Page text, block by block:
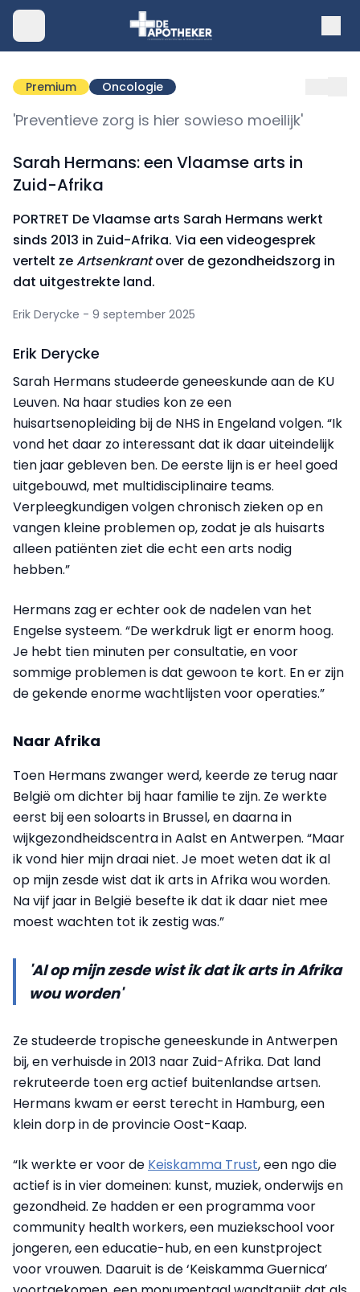
Premium Oncologie
'Preventieve zorg is hier sowieso moeilijk'
Sarah Hermans: een Vlaamse arts in
Zuid-Afrika
PORTRET De Vlaamse arts Sarah Hermans werkt
sinds 2013 in Zuid-Afrika. Via een videogesprek
vertelt zeArtsenkrantover de gezondheidszorg in
dat uitgestrekte land.
Erik Derycke - 9 september 2025
Erik Derycke
Sarah Hermans studeerde geneeskunde aan de KU
Leuven. Na haar studies kon ze een
huisartsenopleiding bij de NHS in Engeland volgen. “Ik
vond het daar zo interessant dat ik daar uiteindelijk
tien jaar gebleven ben. De eerste lijn is er heel goed
uitgebouwd, met multidisciplinaire teams.
Verpleegkundigen volgen chronisch zieken op en
vangen kleine problemen op, zodat je als huisarts
alleen patiënten ziet die echt een arts nodig
hebben.”
Hermans zag er echter ook de nadelen van het
Engelse systeem. “De werkdruk ligt er enorm hoog.
Je hebt tien minuten per consultatie, en voor
sommige problemen is dat gewoon te kort. En er zijn
de gekende enorme wachtlijsten voor operaties.”
Naar Afrika
Toen Hermans zwanger werd, keerde ze terug naar
België om dichter bij haar familie te zijn. Ze werkte
eerst bij een soloarts in Brussel, en daarna in
wijkgezondheidscentra in Aalst en Antwerpen. “Maar
ik vond hier mijn draai niet. Je moet weten dat ik al
op mijn zesde wist dat ik arts in Afrika wou worden.
Na vijf jaar in België besefte ik dat ik daar niet mee
moest wachten tot ik zestig was.”
'Al op mijn zesde wist ik dat ik arts in Afrika
wou worden'
Ze studeerde tropische geneeskunde in Antwerpen
bij, en verhuisde in 2013 naar Zuid-Afrika. Dat land
rekruteerde toen erg actief buitenlandse artsen.
Hermans kwam er eerst terecht in Hamburg, een
klein dorp in de provincie Oost-Kaap.
“Ik werkte er voor de Keiskamma Trust, een ngo die
actief is in vier domeinen: kunst, muziek, onderwijs en
gezondheid. Ze hadden er een programma voor
community health workers, een muziekschool voor
jongeren, een educatie-hub, en een kunstproject
voor vrouwen. Daaruit is de ‘Keiskamma Guernica’